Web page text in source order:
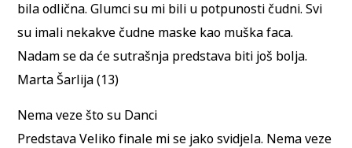
bila odlična. Glumci su mi bili u potpunosti čudni. Svi
su imali nekakve čudne maske kao muška faca.
Nadam se da će sutrašnja predstava biti još bolja.
Marta Šarlija (13)
Nema veze što su Danci
Predstava Veliko finale mi se jako svidjela. Nema veze